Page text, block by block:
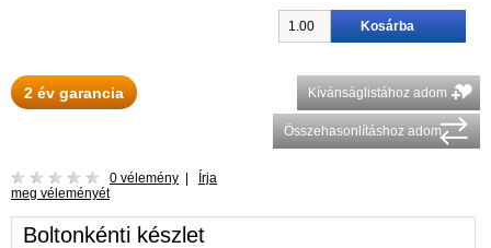
2 év garancia Kívánságlistához adom
Összehasonlításhoz adom
0 vélemény | Írja
meg véleményét
Boltonkénti készlet